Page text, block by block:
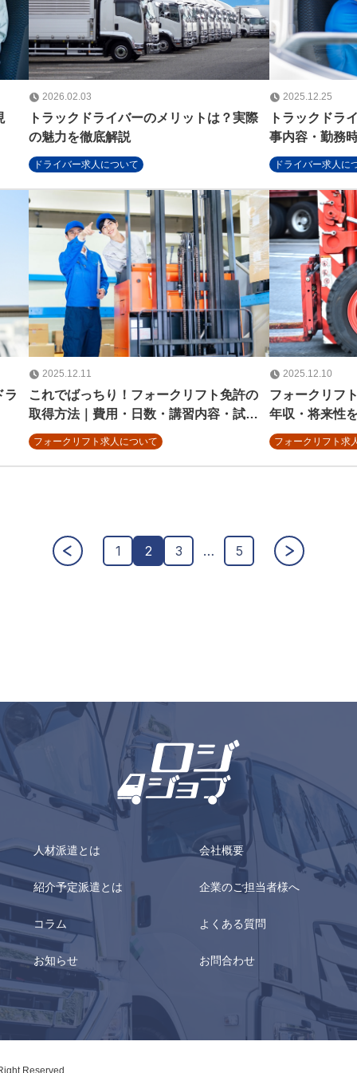
2026.02.03
トラックドライバーのメリットは？実際
の魅力を徹底解説
ドライバー求人について
2025.12.25
トラックドラ
事内容・勤務
まとめ
ドライバー求人に
ラ
2025.12.11
これでばっちり！フォークリフト免許の
取得方法｜費用・日数・講習内容・試験
対策
フォークリフト求人について
2025.12.10
フォークリフ
年収・将来性
フォークリフト求
1 2 3 … 5
人材派遣とは 会社概要
紹介予定派遣とは 企業のご担当者様へ
コラム よくある質問
お知らせ お問合わせ
Reserved.